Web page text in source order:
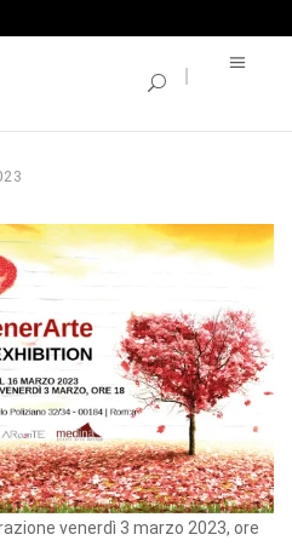
venerdì 3 marzo 2023, ore